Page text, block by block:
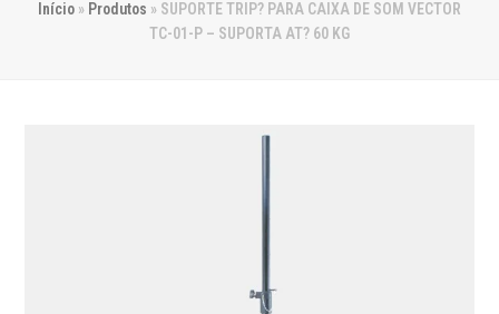
Início » Produtos » SUPORTE TRIP? PARA CAIXA DE SOM VECTOR
TC-01-P – SUPORTA AT? 60 KG